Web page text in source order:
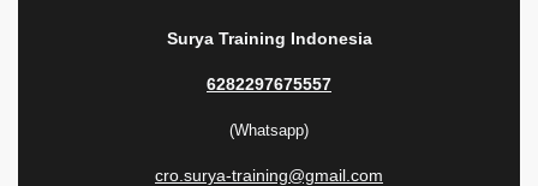
Surya Training Indonesia
6282297675557
(Whatsapp)
cro.surya-training@gmail.com